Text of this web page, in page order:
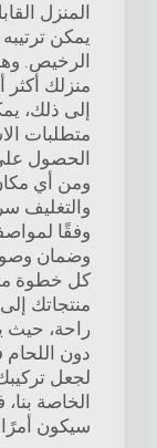
المنزل
يمكن
الرخيص.
منزلك أكثر
إلى ذلك،
متطلبات
الحصول
ومن أي
والتغليف
وفقًا
وضمان
كل خطوة
منتجاتك إلى
راحة، حيث
دون اللحام
لجعل
الخاصة
سيكون